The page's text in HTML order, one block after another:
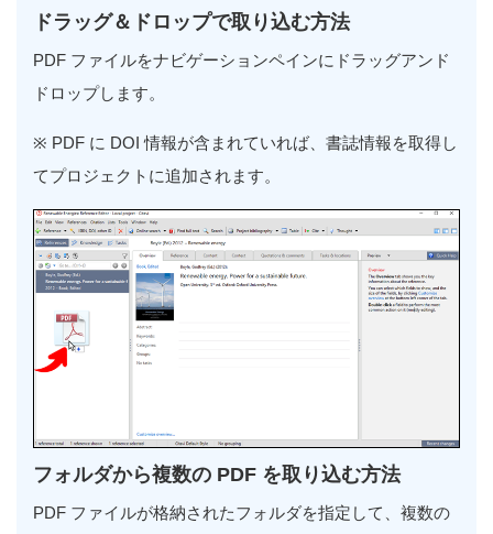
ドラッグ＆ドロップで取り込む方法
PDF ファイルをナビゲーションペインにドラッグアンド
ドロップします。
※ PDF に DOI情報が含まれていれば、書誌情報を取得し
てプロジェクトに追加されます。
フォルダから複数の PDF を取り込む方法
PDF ファイルが格納されたフォルダを指定して、複数の